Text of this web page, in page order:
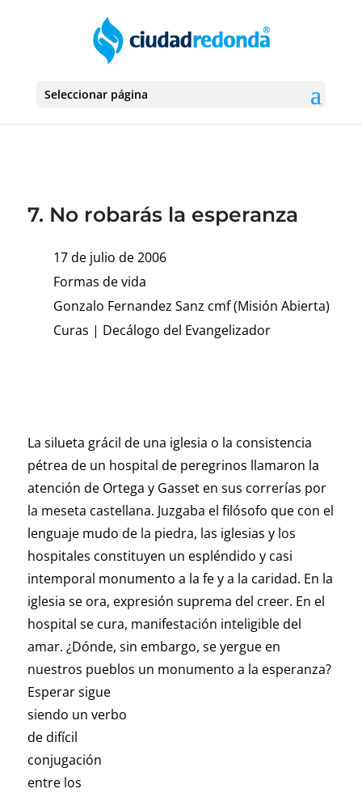
Seleccionar página
7. No robarás la esperanza
17 de julio de 2006
Formas de vida
Gonzalo Fernandez Sanz cmf (Misión Abierta)
Curas | Decálogo del Evangelizador
La silueta grácil de una iglesia o la consistencia
pétrea de un hospital de peregrinos llamaron la
atención de Ortega y Gasset en sus correrías por
la meseta castellana. Juzgaba el filósofo que con el
lenguaje mudo de la piedra, las iglesias y los
hospitales constituyen un espléndido y casi
intemporal monumento a la fe y a la caridad. En la
iglesia se ora, expresión suprema del creer. En el
hospital se cura, manifestación inteligible del
amar. ¿Dónde, sin embargo, se yergue en
nuestros pueblos un monumento a la esperanza?
Esperar sigue
siendo un verbo
de difícil
conjugación
entre los